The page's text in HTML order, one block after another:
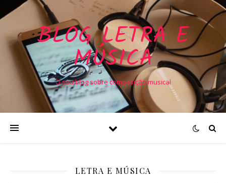
BLOG LETRA E
MÚSICA
O seu blog sobre composição musical
LETRA E MÚSICA